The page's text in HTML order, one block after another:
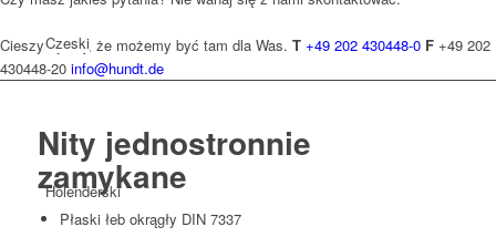
Czeski
Holenderski
Cieszymy się, że możemy być tam dla Was. T +49 202 430448-0 F +49 202
430448-20 info@hundt.de
Nity jednostronnie
zamykane
Płaski łeb okrągły DIN 7337